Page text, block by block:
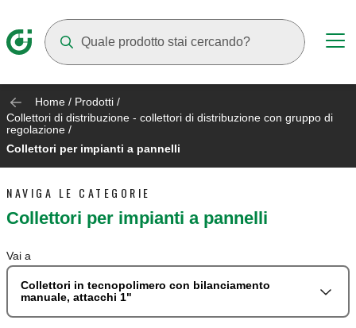
Home / Prodotti /
Collettori di distribuzione - collettori di distribuzione con gruppo di
regolazione /
Collettori per impianti a pannelli
NAVIGA LE CATEGORIE
Collettori per impianti a pannelli
Vai a
Collettori in tecnopolimero con bilanciamento
manuale, attacchi 1"